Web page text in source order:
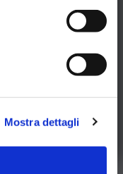
Mostra dettagli